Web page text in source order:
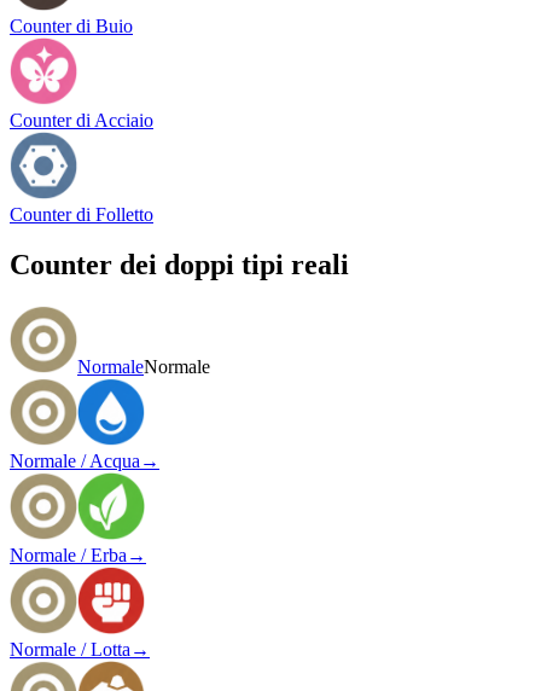
Counter di Buio
Counter di Acciaio
Counter di Folletto
Counter dei doppi tipi reali
NormaleNormale
Normale / Acqua →
Normale / Erba →
Normale / Lotta →